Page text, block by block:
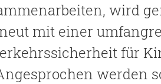
wird
mit einer
für
werden